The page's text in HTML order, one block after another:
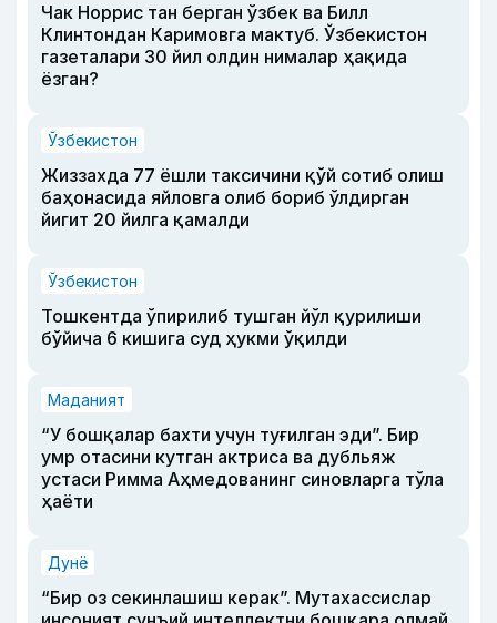
Чак Норрис тан берган ўзбек ва Билл
Клинтондан Каримовга мактуб. Ўзбекистон
газеталари 30 йил олдин нималар ҳақида
ёзган?
Ўзбекистон
Жиззахда 77 ёшли таксичини қўй сотиб олиш
баҳонасида яйловга олиб бориб ўлдирган
йигит 20 йилга қамалди
Ўзбекистон
Тошкентда ўпирилиб тушган йўл қурилиши
бўйича 6 кишига суд ҳукми ўқилди
Маданият
“У бошқалар бахти учун туғилган эди”. Бир
умр отасини кутган актриса ва дубльяж
устаси Римма Аҳмедованинг синовларга тўла
ҳаёти
Дунё
“Бир оз секинлашиш керак”. Мутахассислар